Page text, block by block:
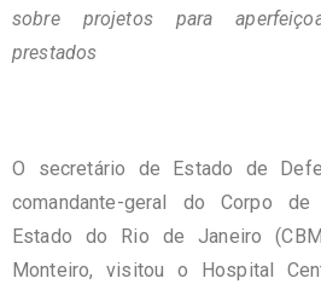
sobre projetos para
prestados
O secretário de Estado de
comandante-geral do Corpo
Estado do Rio de Janeiro
Monteiro, visitou o Hospital